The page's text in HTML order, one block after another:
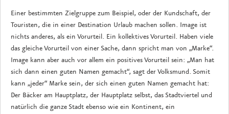
Einer bestimmten Zielgruppe zum Beispiel, oder der Kundschaft, der
Touristen, die in einer Destination Urlaub machen sollen. Image ist
nichts anderes, als ein Vorurteil. Ein kollektives Vorurteil. Haben viele
das gleiche Vorurteil von einer Sache, dann spricht man von „Marke“.
Image kann aber auch vor allem ein positives Vorurteil sein: „Man hat
sich dann einen guten Namen gemacht“, sagt der Volksmund. Somit
kann „jeder“ Marke sein, der sich einen guten Namen gemacht hat:
Der Bäcker am Hauptplatz, der Hauptplatz selbst, das Stadtviertel und
natürlich die ganze Stadt ebenso wie ein Kontinent, ein